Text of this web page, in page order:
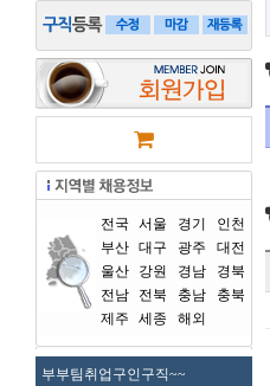
전국 서울 경기
인천
부산 대구 광주
대전
울산
강원 경남
경북
전남
전북 충남
충북
제주
세종 해외
부부팀취업구인구직~~